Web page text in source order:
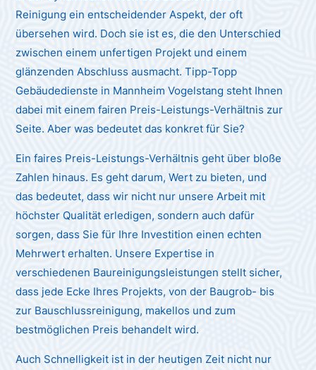
Reinigung ein entscheidender Aspekt, der oft
übersehen wird. Doch sie ist es, die den Unterschied
zwischen einem unfertigen Projekt und einem
glänzenden Abschluss ausmacht. Tipp-Topp
Gebäudedienste in Mannheim Vogelstang steht Ihnen
dabei mit einem fairen Preis-Leistungs-Verhältnis zur
Seite. Aber was bedeutet das konkret für Sie?
Ein faires Preis-Leistungs-Verhältnis geht über bloße
Zahlen hinaus. Es geht darum, Wert zu bieten, und
das bedeutet, dass wir nicht nur unsere Arbeit mit
höchster Qualität erledigen, sondern auch dafür
sorgen, dass Sie für Ihre Investition einen echten
Mehrwert erhalten. Unsere Expertise in
verschiedenen Baureinigungsleistungen stellt sicher,
dass jede Ecke Ihres Projekts, von der Baugrob- bis
zur Bauschlussreinigung, makellos und zum
bestmöglichen Preis behandelt wird.
Auch Schnelligkeit ist in der heutigen Zeit nicht nur